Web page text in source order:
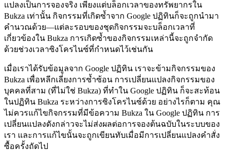
แปลงเป็นการจองจริง เพียงแต่บล็อกเวลาของทรัพยากรใน
Bukza เท่านั้น กิจกรรมที่เกิดซ้ำจาก Google ปฏิทินก็จะถูกนำมา
คำนวณด้วย—แต่ละรอบของชุดกิจกรรมจะบล็อกเวลาที่
เกี่ยวข้องใน Bukza การเกิดซ้ำของกิจกรรมเหล่านี้จะถูกจำกัด
ด้วยช่วงเวลาซิงโครไนซ์ที่กำหนดไว้เช่นกัน
เมื่อเราได้รับข้อมูลจาก Google ปฏิทิน เราจะข้ามกิจกรรมของ
Bukza เพื่อหลีกเลี่ยงการซ้ำซ้อน การเปลี่ยนแปลงกิจกรรมของ
บุคคลที่สาม (ที่ไม่ใช่ Bukza) ที่ทำใน Google ปฏิทิน ก็จะสะท้อน
ในปฏิทิน Bukza ระหว่างการซิงโครไนซ์ด้วย อย่างไรก็ตาม คุณ
ไม่ควรแก้ไขกิจกรรมที่มีข้อความ Bukza ใน Google ปฏิทิน การ
เปลี่ยนแปลงดังกล่าวจะไม่ส่งผลต่อการจองต้นฉบับในระบบของ
เรา และการแก้ไขนั้นจะถูกเขียนทับเมื่อมีการเปลี่ยนแปลงคำสั่ง
ซื้อครั้งถัดไป